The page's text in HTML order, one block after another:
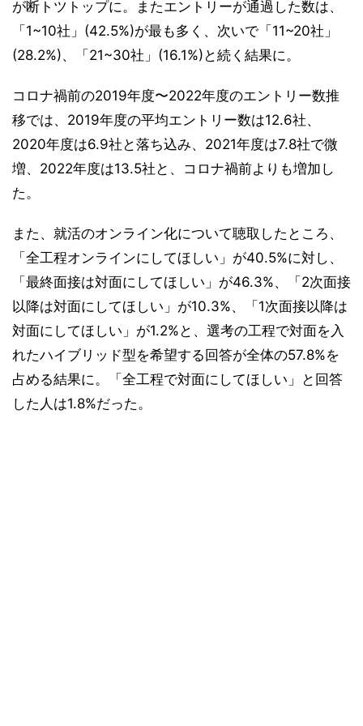
が断トツトップに。またエントリーが通過した数は、
「1~10社」(42.5%)が最も多く、次いで「11~20社」
(28.2%)、「21~30社」(16.1%)と続く結果に。
コロナ禍前の2019年度〜2022年度のエントリー数推
移では、2019年度の平均エントリー数は12.6社、
2020年度は6.9社と落ち込み、2021年度は7.8社で微
増、2022年度は13.5社と、コロナ禍前よりも増加し
た。
また、就活のオンライン化について聴取したところ、
「全⼯程オンラインにしてほしい」が40.5%に対し、
「最終⾯接は対⾯にしてほしい」が46.3%、「2次⾯接
以降は対⾯にしてほしい」が10.3%、「1次⾯接以降は
対⾯にしてほしい」が1.2%と、選考の⼯程で対⾯を⼊
れたハイブリッド型を希望する回答が全体の57.8%を
占める結果に。「全⼯程で対⾯にしてほしい」と回答
した人は1.8%だった。